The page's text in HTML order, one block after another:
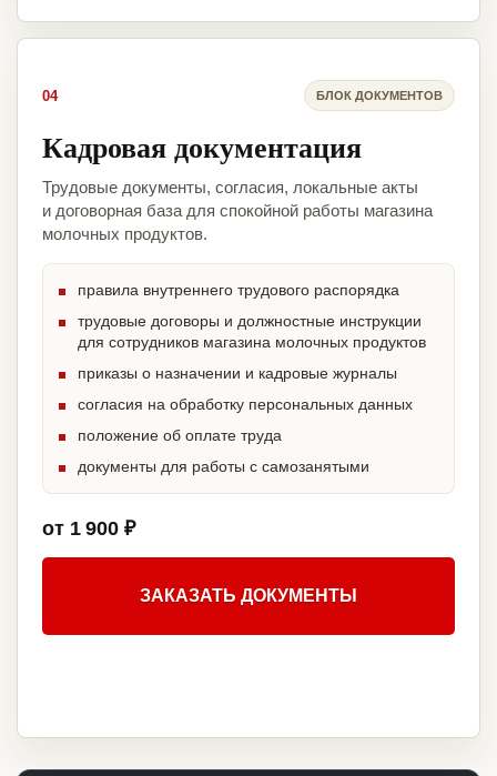
04 БЛОК ДОКУМЕНТОВ
Кадровая документация
Трудовые документы, согласия, локальные акты
и договорная база для спокойной работы магазина
молочных продуктов.
правила внутреннего трудового распорядка
трудовые договоры и должностные инструкции
для сотрудников магазина молочных продуктов
приказы о назначении и кадровые журналы
согласия на обработку персональных данных
положение об оплате труда
документы для работы с самозанятыми
от 1 900 ₽
ЗАКАЗАТЬ ДОКУМЕНТЫ